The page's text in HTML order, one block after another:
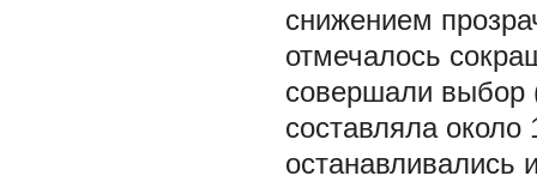
снижением
отмечалось
совершали выбор
составляла
останавливались